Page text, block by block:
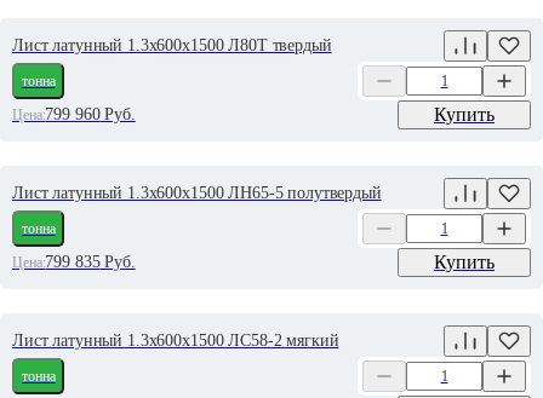
Лист латунный 1.3х600х1500 Л80Т твердый
тонна
Цена:799 960Руб. Купить
Лист латунный 1.3х600х1500 ЛН65-5 полутвердый
тонна
Цена:799 835Руб. Купить
Лист латунный 1.3х600х1500 ЛС58-2 мягкий
тонна